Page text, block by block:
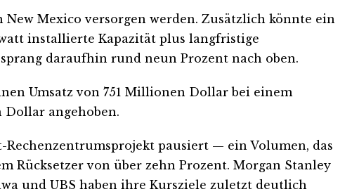
New Mexico versorgen werden. Zusätzlich könnte ein
installierte Kapazität plus langfristige
daraufhin rund neun Prozent nach oben.
Umsatz von 751 Millionen Dollar bei einem
Dollar angehoben.
pausiert — ein Volumen, das
von über zehn Prozent. Morgan Stanley
und UBS haben ihre Kursziele zuletzt deutlich